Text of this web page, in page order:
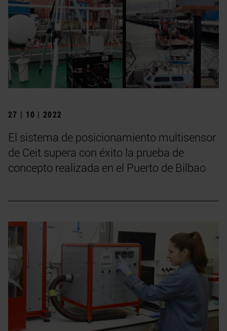
27 | 10 | 2022
El sistema de posicionamiento multisensor
de Ceit supera con éxito la prueba de
concepto realizada en el Puerto de Bilbao